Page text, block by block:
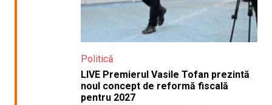
Politică
LIVE Premierul Vasile Tofan prezintă
noul concept de reformă fiscală
pentru 2027